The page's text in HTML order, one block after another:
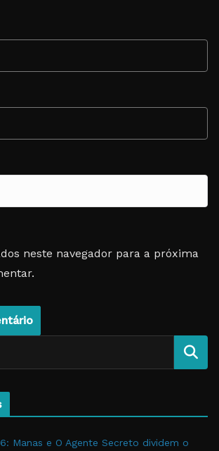
neste navegador para a próxima
Pesquise
Manas e O Agente Secreto dividem o